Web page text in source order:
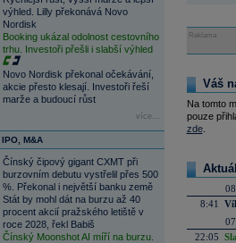
výhled. Lilly překonává Novo
Nordisk
Booking ukázal odolnost cestovního
trhu. Investoři přešli i slabší výhled
Novo Nordisk překonal očekávání,
akcie přesto klesají. Investoři řeší
marže a budoucí růst
více...
IPO, M&A
Čínský čipový gigant CXMT při
burzovním debutu vystřelil přes 500
%. Překonal i největší banku země
Stát by mohl dát na burzu až 40
procent akcií pražského letiště v
roce 2028, řekl Babiš
Čínský Moonshot AI míří na burzu.
Reklama
Váš
Na tomto
pouze
zde.
8:41
22:05